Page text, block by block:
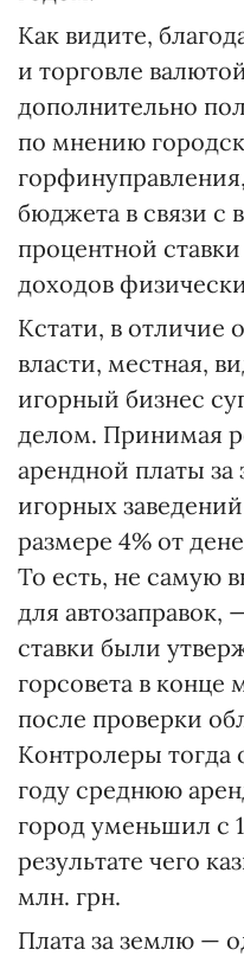
Как видите,
и торговле
дополнительно
по мнению
бюджета в связи с
процентной
доходов
Кстати, в отличие
власти, местная,
игорный бизнес
делом. Принимая
арендной платы за
игорных
размере 4% от
То есть, не самую
для автозаправок,
ставки были
горсовета в конце
после проверки
Контролеры тогда
году среднюю
город уменьшил с
результате чего
млн. грн.
Плата за землю —